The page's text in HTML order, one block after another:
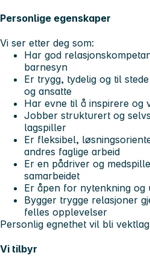
Personlige egenskaper
Vi ser etter deg som:
Har god
barnesyn
Er trygg, tydelig og til
og ansatte
Har evne til å inspirere og
Jobber strukturert og
lagspiller
Er fleksibel,
andres faglige arbeid
Er en pådriver og
samarbeidet
Er åpen for nytenkning og
Bygger trygge relasjoner
felles opplevelser
Personlig egnethet vil bli
Vi tilbyr